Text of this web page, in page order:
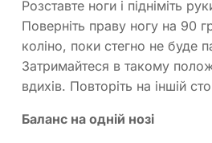
Розставте ноги і підніміть
Поверніть праву ногу на 90
коліно, поки стегно не буде
Затримайтеся в такому
вдихів. Повторіть на іншій
Баланс на одній нозі